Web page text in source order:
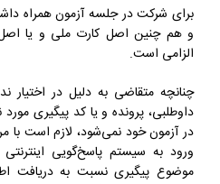
برای شرکت در جلسه آزمون همراه
و هم چنین اصل کارت ملی و یا اصل
الزامی است.
چنانچه متقاضی به دلیل در اختیار
داوطلبی، پرونده و یا کد پیگیری
در آزمون خود نمی‌شود، لازم است با
ورود به سیستم پاسخ‌گویی
موضوع پیگیری نسبت به دریافت